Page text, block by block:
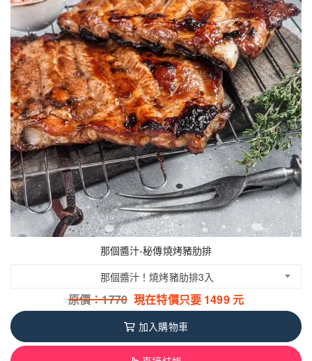
那個醬汁-秘傳燒烤豬肋排
那個醬汁！燒烤豬肋排3入
原價：1770 現在特價只要 1499元
加入購物車